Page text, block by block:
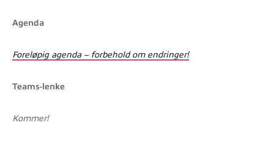
Agenda
Foreløpig agenda – forbehold om endringer!
Teams-lenke
Kommer!